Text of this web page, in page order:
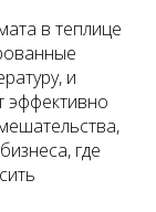
в теплице
и
эффективно
где